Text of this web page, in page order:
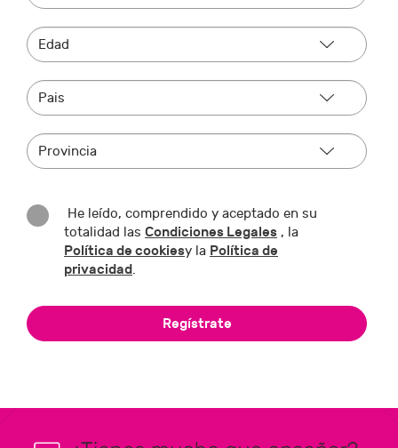
He leído, comprendido y aceptado en su
totalidad las Condiciones Legales , la
Política de cookiesy la Política de
privacidad.